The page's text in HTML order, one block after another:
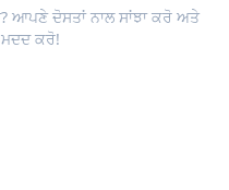
ਦੋਸਤਾਂ ਨਾਲ ਸਾਂਝਾ ਕਰੋ ਅਤੇ
ਮਦਦ ਕਰੋ!